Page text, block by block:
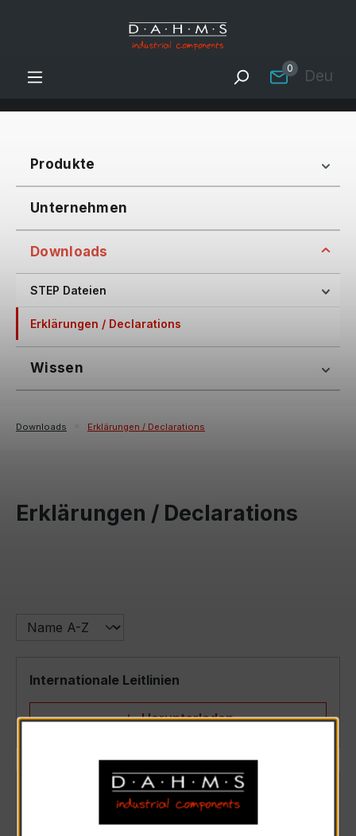
Zum Hauptinhalt springen
0
Produkte
Unternehmen
Downloads
STEP Dateien
Erklärungen / Declarations
Wissen
Downloads Erklärungen / Declarations
Erklärungen / Declarations
Internationale Leitlinien
Herunterladen
Konfliktmineralien